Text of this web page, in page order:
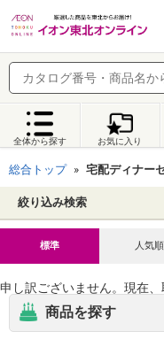
全体から探す お気に入り
総合トップ 宅配ディナー
絞り込み検索
標準 人気順
申し訳ございません。現在、
商品を探す